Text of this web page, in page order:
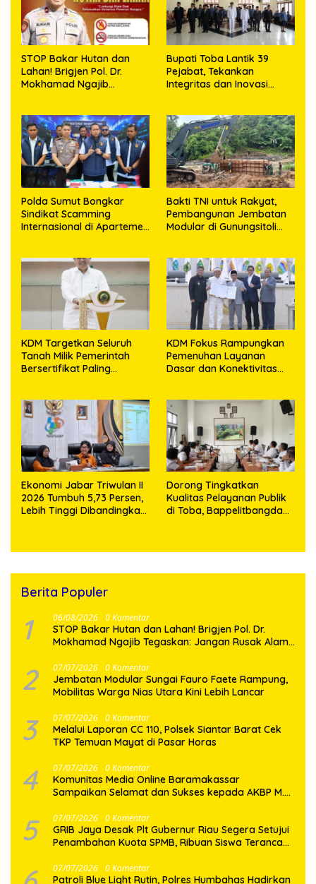
STOP Bakar Hutan dan
Lahan! Brigjen Pol. Dr.
Mokhamad Ngajib
Masa Depan!
Bupati Toba Lantik 39
Pejabat, Tekankan
Integritas dan Inovasi
Polda Sumut Bongkar
Sindikat Scamming
Internasional di Apartemen
Bakti TNI untuk Rakyat,
Pembangunan Jembatan
Modular di Gunungsitoli
KDM Targetkan Seluruh
Tanah Milik Pemerintah
Bersertifikat Paling
KDM Fokus Rampungkan
Pemenuhan Layanan
Dasar dan Konektivitas
Ekonomi Jabar Triwulan II
2026 Tumbuh 5,73 Persen,
Lebih Tinggi Dibandingkan
Dorong Tingkatkan
Kualitas Pelayanan Publik
di Toba, Bappelitbangda
Berita Populer
1 06/08/2026 0 Komentar
STOP Bakar Hutan dan Lahan! Brigjen Pol. Dr.
Mokhamad Ngajib Tegaskan: Jangan Rusak Alam,
2 07/07/2026 0 Komentar
Jembatan Modular Sungai Fauro Faete Rampung,
Mobilitas Warga Nias Utara Kini Lebih Lancar
3 07/07/2026 0 Komentar
Melalui Laporan CC 110, Polsek Siantar Barat Cek
TKP Temuan Mayat di Pasar Horas
4 07/07/2026 0 Komentar
Komunitas Media Online Baramakassar
Sampaikan Selamat dan Sukses kepada AKBP M.
5 07/07/2026 0 Komentar
GRIB Jaya Desak Plt Gubernur Riau Segera Setujui
Penambahan Kuota SPMB, Ribuan Siswa Terancam
07/07/2026 0 Komentar
Patroli Blue Light Rutin, Polres Humbahas Hadirkan